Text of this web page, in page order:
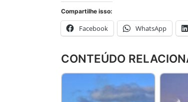
Compartilhe isso:
Facebook WhatsApp
CONTEÚDO